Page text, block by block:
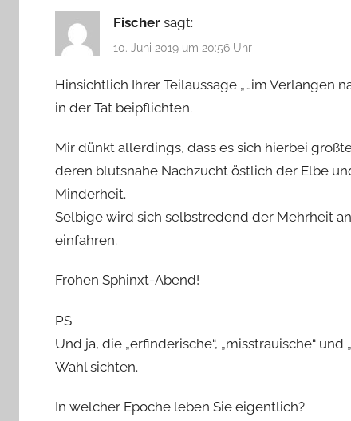
Fischer sagt:
10. Juni 2019 um 20:56 Uhr
Hinsichtlich Ihrer Teilaussage „…im Verlangen
in der Tat beipflichten.
Mir dünkt allerdings, dass es sich hierbei
deren blutsnahe Nachzucht östlich der Elbe
Minderheit.
Selbige wird sich selbstredend der Mehrheit
einfahren.
Frohen Sphinxt-Abend!
PS
Und ja, die „erfinderische“, „misstrauische“
Wahl sichten.
In welcher Epoche leben Sie eigentlich?